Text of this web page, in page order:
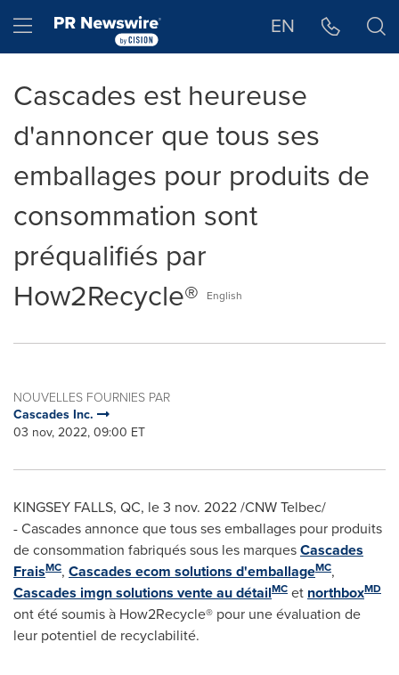
Hamburger menu EN
Cascades est heureuse
d'annoncer que tous ses
emballages pour produits de
consommation sont
préqualifiés par
How2Recycle®
English
NOUVELLES FOURNIES PAR
Cascades Inc.
03 nov, 2022, 09:00 ET
KINGSEY FALLS, QC, le3 nov. 2022/CNW Telbec/
- Cascades annonce que tous ses emballages pour produits
de consommation fabriqués sous les marquesCascades
FraisMC, Cascades ecom solutions d'emballageMC,
Cascades imgn solutions vente au détailMC et northboxMD
ont été soumis à How2Recycle® pour une évaluation de
leur potentiel de recyclabilité.